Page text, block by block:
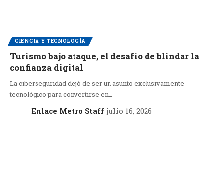
CIENCIA Y TECNOLOGÍA
Turismo bajo ataque, el desafío de blindar la
confianza digital
La ciberseguridad dejó de ser un asunto exclusivamente
tecnológico para convertirse en…
Enlace Metro Staff julio 16, 2026